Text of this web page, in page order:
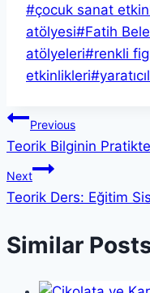
Post
Tags:
#çocuk sanat
atölyesi#Fatih
atölyeleri#renkli
etkinlikleri#
Yazı
gezinmesi
Previous
Teorik Bilginin
Next
Teorik Ders: Eğitim
Similar